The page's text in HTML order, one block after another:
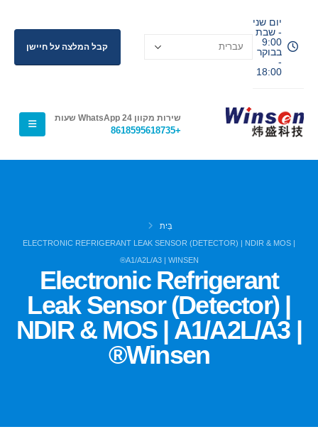
יום שני
- שבת
9:00
בבוקר
-
18:00
קבל המלצה על חיישן
שירות מקוון WhatsApp 24 שעות
+8618595618735
בַּיִת
ELECTRONIC REFRIGERANT LEAK SENSOR (DETECTOR) | NDIR & MOS |
A1/A2L/A3 | WINSEN®
Electronic Refrigerant
Leak Sensor (Detector) |
NDIR & MOS | A1/A2L/A3 |
Winsen®